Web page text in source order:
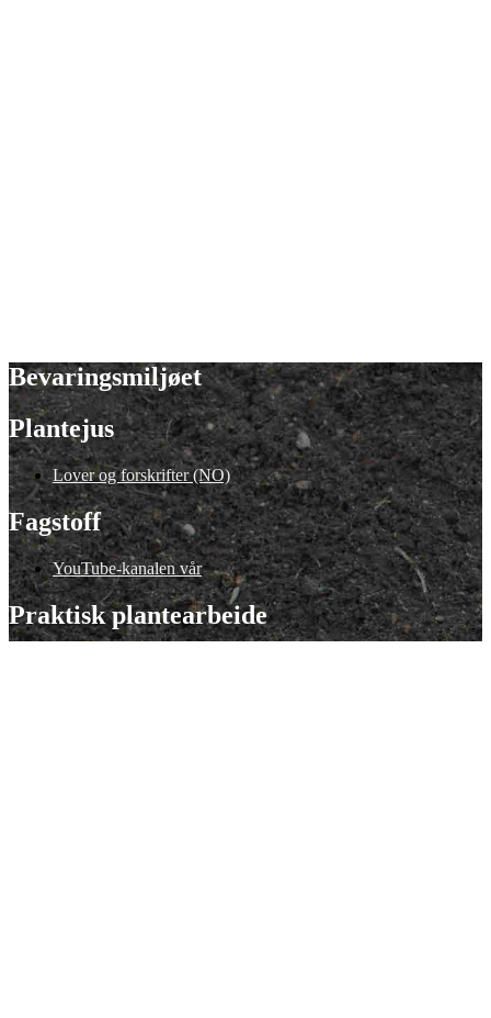
Bevaringsmiljøet
Plantejus
Lover og forskrifter (NO)
Fagstoff
YouTube-kanalen vår
Praktisk plantearbeide